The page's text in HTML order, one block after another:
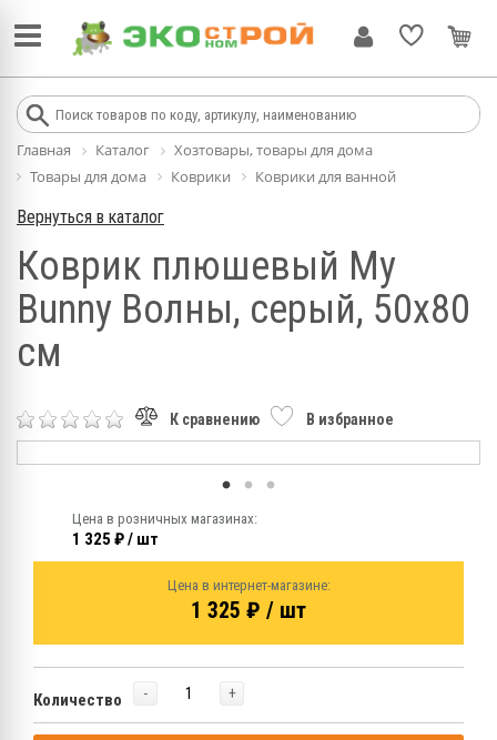
Главная Каталог
Хозтовары, товары для дома
Товары для дома
Коврики Коврики для ванной
Вернуться в каталог
Коврик плюшевый My
Bunny Волны, серый, 50х80
см
К сравнению В избранное
Цена в розничных магазинах:
1 325 ₽ / шт
Цена в интернет-магазине:
1 325 ₽ / шт
Количество - +